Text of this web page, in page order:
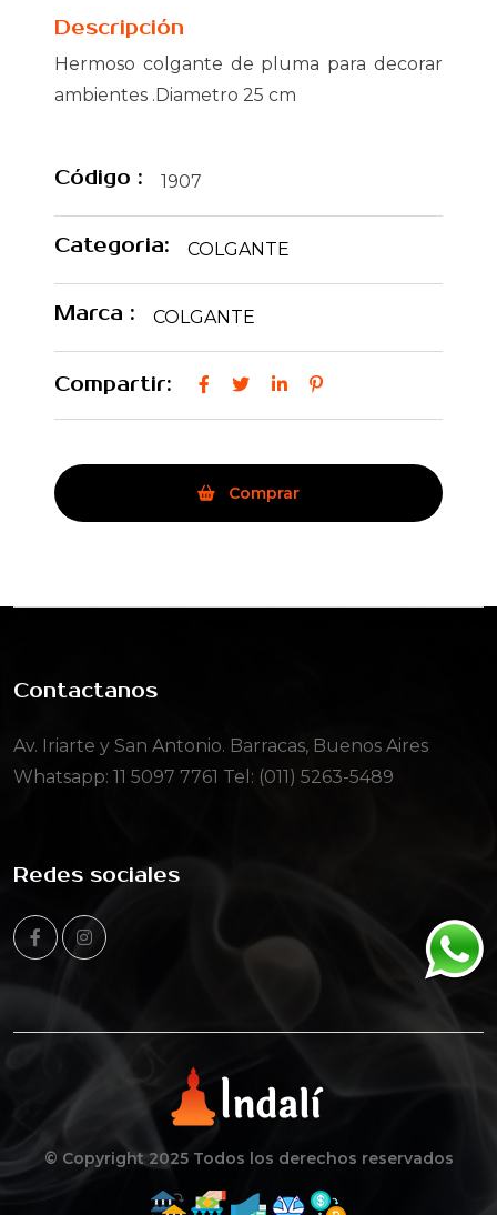
Descripción
Hermoso colgante de pluma para decorar
ambientes .Diametro 25 cm
Código : 1907
Categoria: COLGANTE
Marca : COLGANTE
Compartir:
Comprar
Contactanos
Av. Iriarte y San Antonio. Barracas, Buenos Aires
Whatsapp: 11 5097 7761 Tel: (011) 5263-5489
Redes sociales
© Copyright 2025 Todos los derechos reservados